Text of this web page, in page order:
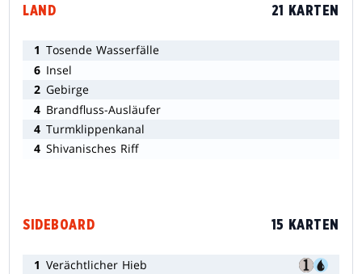
LAND 21 KARTEN
1 Tosende Wasserfälle
6 Insel
2 Gebirge
4 Brandfluss-Ausläufer
4 Turmklippenkanal
4 Shivanisches Riff
SIDEBOARD 15 KARTEN
1 Verächtlicher Hieb